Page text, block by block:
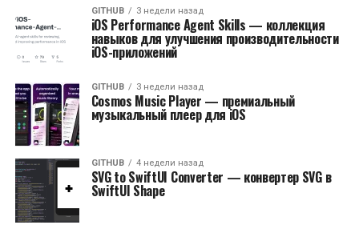
GITHUB 3 недели назад
iOS Performance Agent Skills — коллекция
навыков для улучшения производительности
iOS-приложений
GITHUB 3 недели назад
Cosmos Music Player — премиальный
музыкальный плеер для iOS
GITHUB 4 недели назад
SVG to SwiftUI Converter — конвертер SVG в
SwiftUI Shape